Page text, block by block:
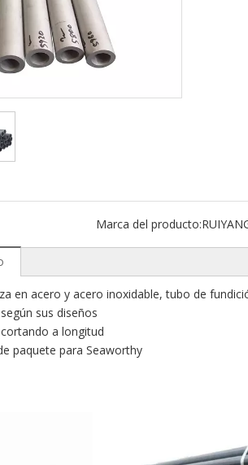
Marca del producto:
en acero y acero inoxidable, tubo de
sus diseños
a longitud
paquete para Seaworthy